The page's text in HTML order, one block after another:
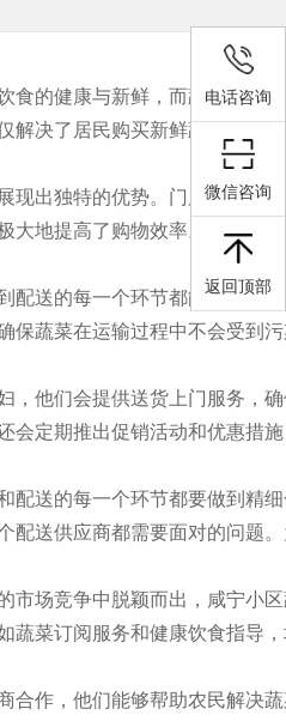
食的健康与新鲜，而蔬菜作为
解决了居民购买新鲜蔬菜的难
现出独特的优势。门店配送模
大地提高了购物效率。而社区
配送的每一个环节都能保持高
保蔬菜在运输过程中不会受到
，他们会提供送货上门服务，
会定期推出促销活动和优惠措
配送的每一个环节都要做到精
配送供应商都需要面对的问题
市场竞争中脱颖而出，咸宁小
蔬菜订阅服务和健康饮食指导
合作，他们能够帮助农民解决
电话咨询
微信咨询
返回顶部